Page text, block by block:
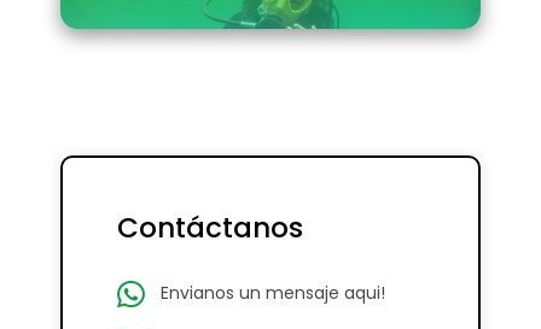
Contáctanos
Envianos un mensaje aqui!